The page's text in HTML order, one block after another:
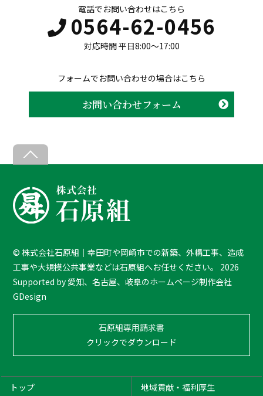
電話でお問い合わせはこちら
0564-62-0456
対応時間 平日8:00〜17:00
フォームでお問い合わせの場合はこちら
お問い合わせフォーム
B
c
k
T
o
p
©株式会社石原組｜幸田町や岡崎市での新築、外構工事、造成
工事や大規模公共事業などは石原組へお任せください。
2026
Supported by 愛知、名古屋、岐阜のホームページ制作会社
GDesign
石原組専用請求書
クリックでダウンロード
トップ
地域貢献・福利厚生